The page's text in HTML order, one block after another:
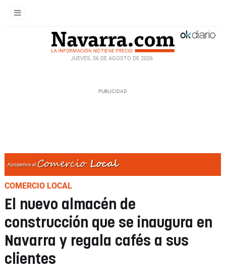
JUEVES, 06 DE AGOSTO DE 2026
COMERCIO LOCAL
El nuevo almacén de
construcción que se inaugura en
Navarra y regala cafés a sus
clientes